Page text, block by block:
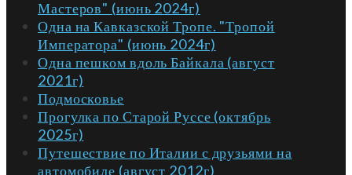
Мастеров" (июнь 2024г)
Одна на Кавказской Тропе. "Тропой
Императора" (июнь 2024г)
Одна пешком вдоль Байкала (август
2021г)
Подмосковье
Прогулка по Старой Руссе (октябрь
2025г)
Путешествие по Италии с друзьями на
автомобиле (август 2012г)